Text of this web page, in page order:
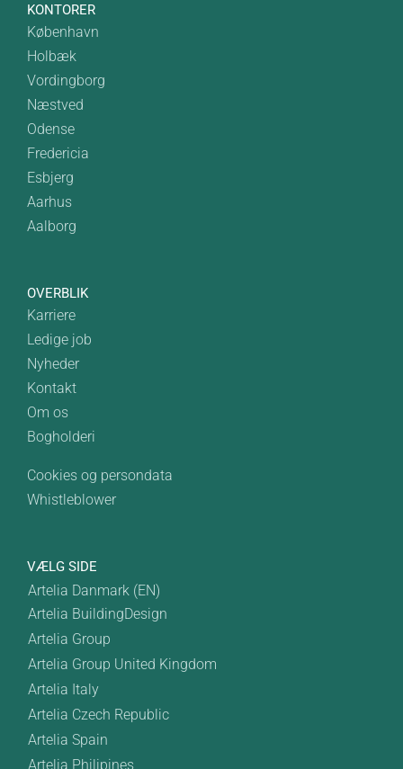
KONTORER
København
Holbæk
Vordingborg
Næstved
Odense
Fredericia
Esbjerg
Aarhus
Aalborg
OVERBLIK
Karriere
Ledige job
Nyheder
Kontakt
Om os
Bogholderi
Cookies og persondata
Whistleblower
VÆLG SIDE
Artelia Danmark (EN)
Artelia BuildingDesign
Artelia Group
Artelia Group United Kingdom
Artelia Italy
Artelia Czech Republic
Artelia Spain
Artelia Philipines